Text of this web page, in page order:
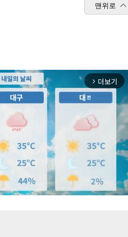
맨위로
arrow_forward_ios 더보기